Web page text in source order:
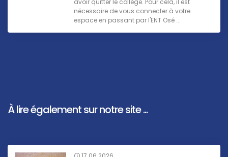
avoir quitter le collège. Pour celà, il est
nécessaire de vous connecter à votre
espace en passant par l'ENT Osé ...
À lire également sur notre site ...